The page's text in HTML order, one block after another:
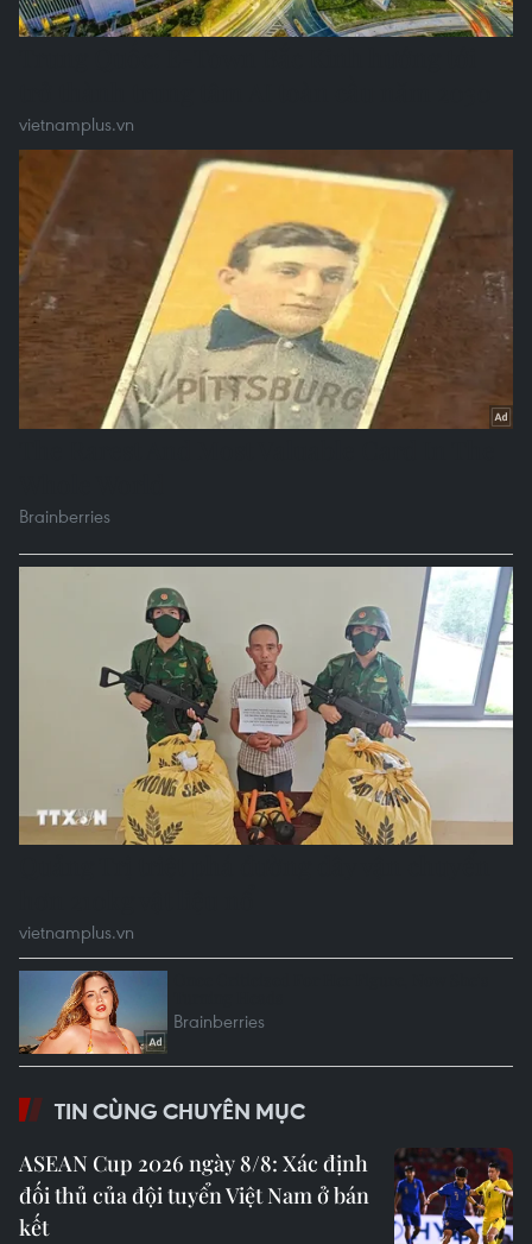
TIN CÙNG CHUYÊN MỤC
ASEAN Cup 2026 ngày 8/8: Xác định
đối thủ của đội tuyển Việt Nam ở bán
kết